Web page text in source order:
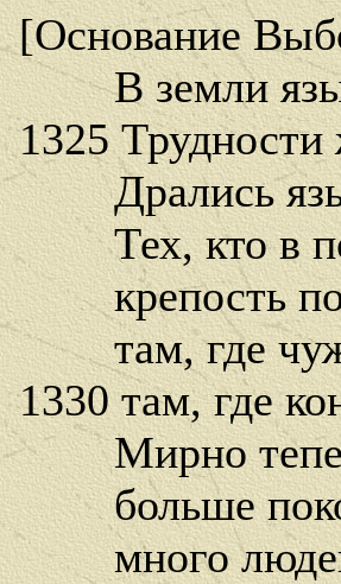
[Основание
В земли
1325
Дрались
Тех, кто в
крепость
там, где
1330 там, где
Мирно теперь
больше
много людей